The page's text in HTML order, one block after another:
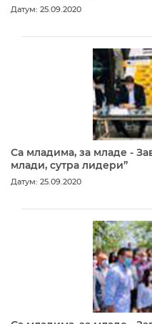
Датум: 25.09.2020
Са младима, за младе -
млади, сутра лидери”
Датум: 25.09.2020